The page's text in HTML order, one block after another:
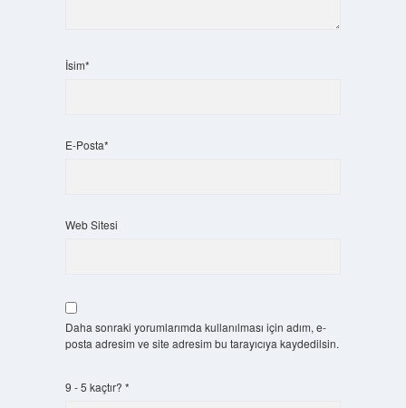
İsim*
E-Posta*
Web Sitesi
Daha sonraki yorumlarımda kullanılması için adım, e-
posta adresim ve site adresim bu tarayıcıya kaydedilsin.
9 - 5 kaçtır? *